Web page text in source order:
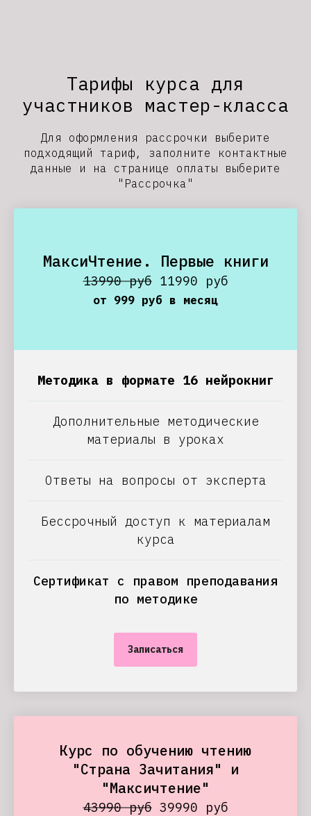
Тарифы курса для
участников мастер-класса
Для оформления рассрочки выберите
подходящий тариф, заполните контактные
данные и на странице оплаты выберите
"Рассрочка"
МаксиЧтение. Первые книги
13990 руб11990 руб
от 999 руб в месяц
Методика в формате 16 нейрокниг
Дополнительные методические
материалы в уроках
Ответы на вопросы от эксперта
Бессрочный доступ к материалам
курса
Сертификат с правом преподавания
по методике
Записаться
Курс по обучению чтению
"Страна Зачитания" и
"Максичтение"
43990 руб39990 руб